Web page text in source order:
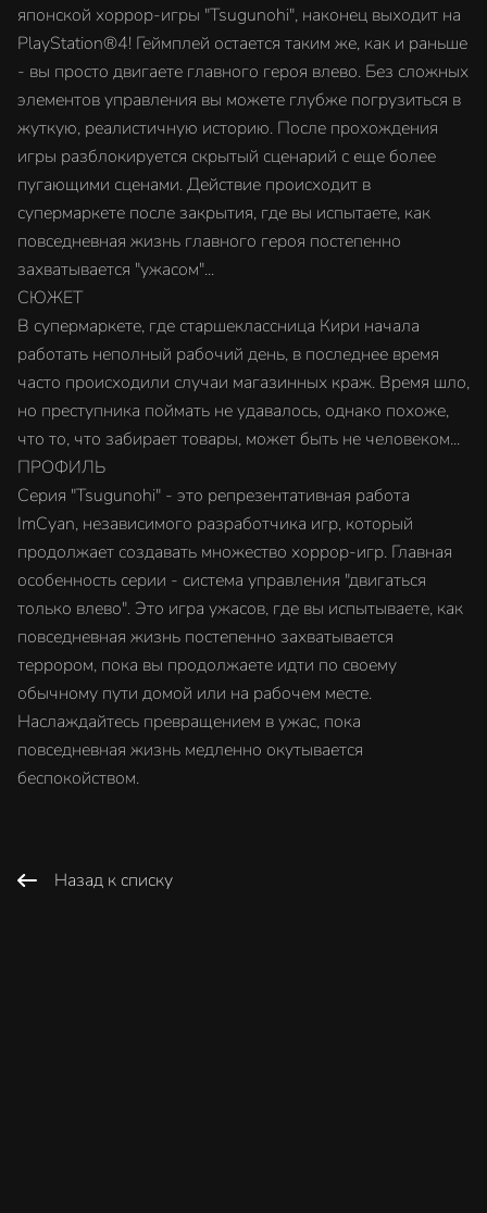
японской хоррор-игры "Tsugunohi", наконец выходит на
PlayStation®4! Геймплей остается таким же, как и раньше
- вы просто двигаете главного героя влево. Без сложных
элементов управления вы можете глубже погрузиться в
жуткую, реалистичную историю. После прохождения
игры разблокируется скрытый сценарий с еще более
пугающими сценами. Действие происходит в
супермаркете после закрытия, где вы испытаете, как
повседневная жизнь главного героя постепенно
захватывается "ужасом"...
СЮЖЕТ
В супермаркете, где старшеклассница Кири начала
работать неполный рабочий день, в последнее время
часто происходили случаи магазинных краж. Время шло,
но преступника поймать не удавалось, однако похоже,
что то, что забирает товары, может быть не человеком...
ПРОФИЛЬ
Серия "Tsugunohi" - это репрезентативная работа
ImCyan, независимого разработчика игр, который
продолжает создавать множество хоррор-игр. Главная
особенность серии - система управления "двигаться
только влево". Это игра ужасов, где вы испытываете, как
повседневная жизнь постепенно захватывается
террором, пока вы продолжаете идти по своему
обычному пути домой или на рабочем месте.
Наслаждайтесь превращением в ужас, пока
повседневная жизнь медленно окутывается
беспокойством.
Назад к списку